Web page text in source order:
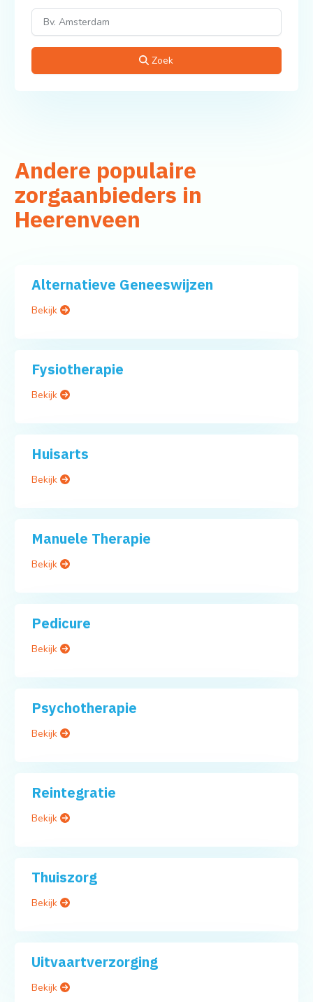
Zoek
Andere populaire
zorgaanbieders in
Heerenveen
Alternatieve Geneeswijzen
Bekijk
Fysiotherapie
Bekijk
Huisarts
Bekijk
Manuele Therapie
Bekijk
Pedicure
Bekijk
Psychotherapie
Bekijk
Reintegratie
Bekijk
Thuiszorg
Bekijk
Uitvaartverzorging
Bekijk